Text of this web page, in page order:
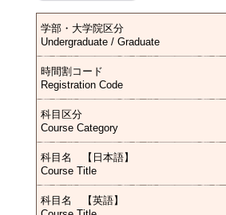
学部・大学院区分
Undergraduate / Graduate
時間割コード
Registration Code
科目区分
Course Category
科目名 【日本語】
Course Title
科目名 【英語】